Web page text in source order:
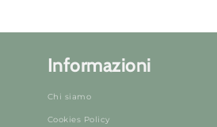
Informazioni
Chi siamo
Cookies Policy